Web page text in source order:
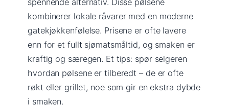
kombinerer lokale råvarer med en moderne
gatekjøkkenfølelse. Prisene er ofte lavere
enn for et fullt sjømatsmåltid, og smaken er
kraftig og særegen. Et tips: spør selgeren
hvordan pølsene er tilberedt – de er ofte
røkt eller grillet, noe som gir en ekstra dybde
i smaken.